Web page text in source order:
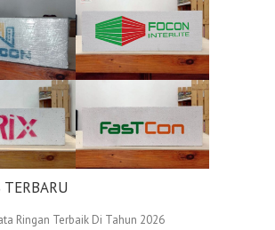
TERBARU
Ringan Terbaik Di Tahun 2026